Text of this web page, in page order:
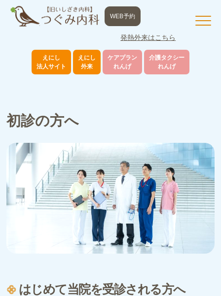
WEB予約
発熱外来はこちら
えにし
法人サイト
えにし
外来
ケアプラン
れんげ
介護タクシー
れんげ
初診の方へ
はじめて当院を受診される方へ